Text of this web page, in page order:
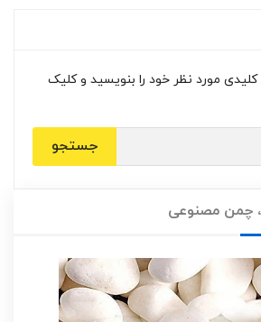
مورد نظر خود را بنویسید و کلیک
جستجو
چمن مصنوعی